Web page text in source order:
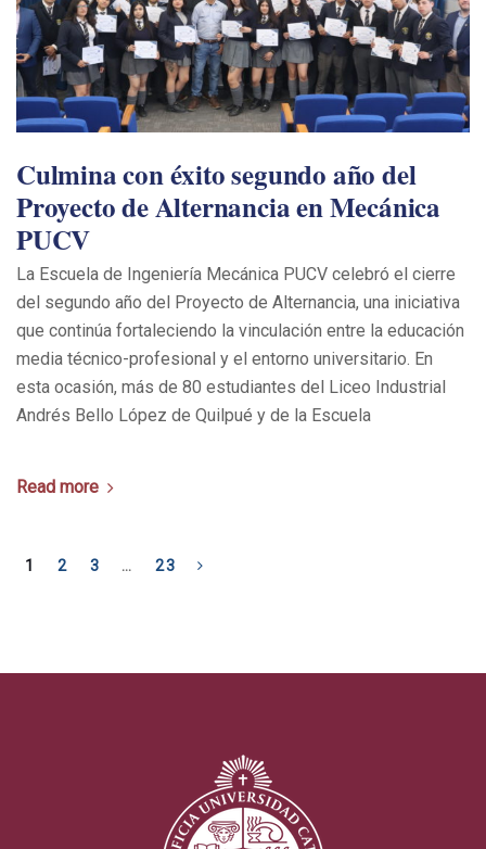
Culmina con éxito segundo año del
Proyecto de Alternancia en Mecánica
PUCV
La Escuela de Ingeniería Mecánica PUCV celebró el cierre
del segundo año del Proyecto de Alternancia, una iniciativa
que continúa fortaleciendo la vinculación entre la educación
media técnico-profesional y el entorno universitario. En
esta ocasión, más de 80 estudiantes del Liceo Industrial
Andrés Bello López de Quilpué y de la Escuela
Read more
1 2 3 … 23